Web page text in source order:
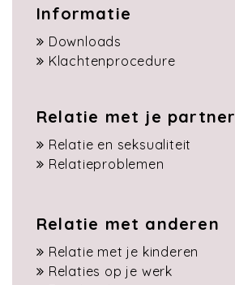
Informatie
Downloads
Klachtenprocedure
Relatie met je partner
Relatie en seksualiteit
Relatieproblemen
Relatie met anderen
Relatie met je kinderen
Relaties op je werk